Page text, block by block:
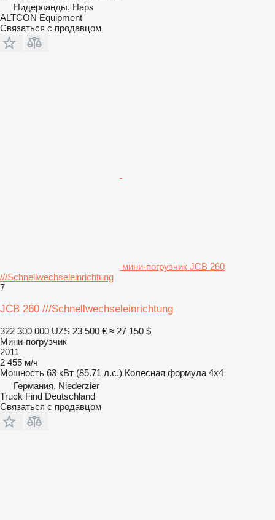
Нидерланды, Haps
ALTCON Equipment
Связаться с продавцом
мини-погрузчик JCB 260
///Schnellwechseleinrichtung
7
JCB 260 ///Schnellwechseleinrichtung
322 300 000 UZS 23 500 € ≈ 27 150 $
Мини-погрузчик
2011
2 455 м/ч
Мощность 63 кВт (85.71 л.с.) Колесная формула 4x4
Германия, Niederzier
Truck Find Deutschland
Связаться с продавцом